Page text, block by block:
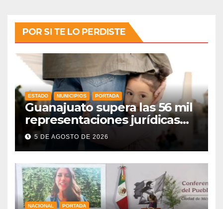
POR SI TE LO PERDISTE
ESTADO MUNICIPIOS PORTADA
Guanajuato supera las 56 mil
representaciones jurídicas
para tutelar los derechos de
la niñez
5 DE AGOSTO DE 2026
NACIONAL PORTADA